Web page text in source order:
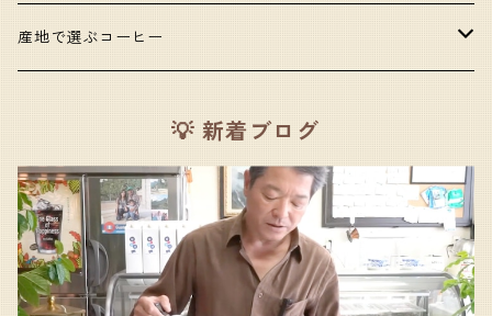
甘いコーヒー
酸味のあるコーヒー
口当たりの良いコーヒー
苦味のあるコーヒー
産地で選ぶコーヒー
東南アジア
中央・南アメリカ
💡 新着ブログ